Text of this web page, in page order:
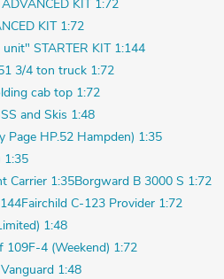
KIT 1:72
KIT 1:72
STARTER KIT 1:144
3/4 ton truck 1:72
cab top 1:72
and Skis 1:48
Page HP.52 Hampden) 1:35
1:35
Carrier 1:35Borgward B 3000 S 1:72
Fairchild C-123 Provider 1:72
1:48
109F-4 (Weekend) 1:72
1:48